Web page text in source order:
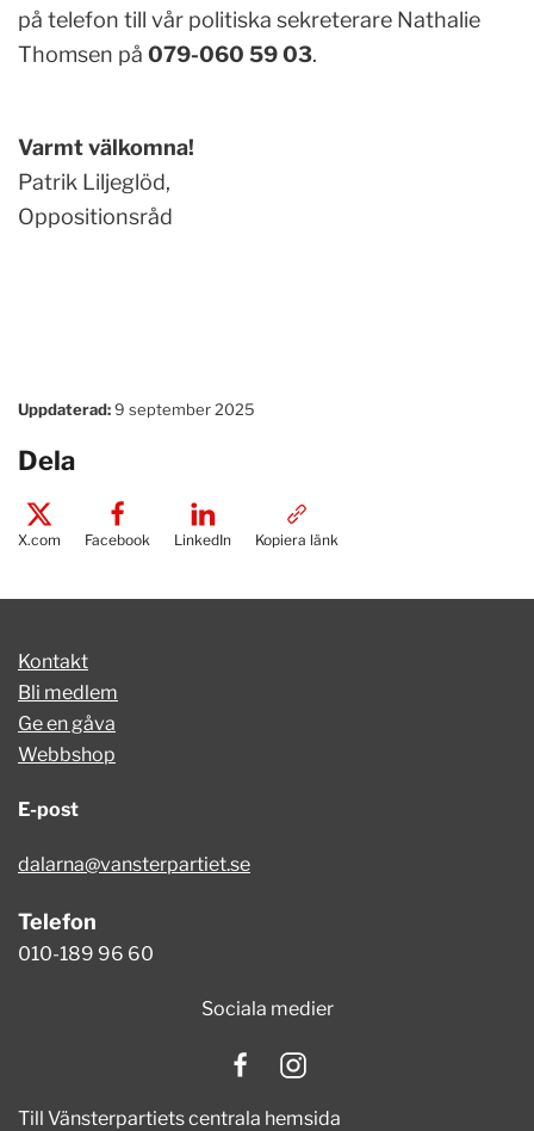
på telefon till vår politiska sekreterare Nathalie
Thomsen på 079-060 59 03.
Varmt välkomna!
Patrik Liljeglöd,
Oppositionsråd
Uppdaterad:9 september 2025
Dela
X.com Facebook LinkedIn Kopiera länk
Kontakt
Bli medlem
Ge en gåva
Webbshop
E-post
dalarna@vansterpartiet.se
Telefon
010-189 96 60
Sociala medier
Till Vänsterpartiets centrala hemsida